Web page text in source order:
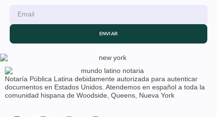
ENVIAR
Notaría Pública Latina debidamente autorizada para autenticar
documentos en Estados Unidos. Atendemos en español a toda la
comunidad hispana de Woodside, Queens, Nueva York